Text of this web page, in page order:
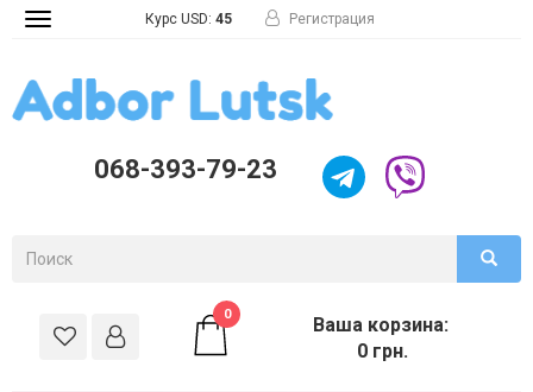
Toggle
Курс USD: 45 Регистрация
068-393-79-23
0
Ваша корзина:
0 грн.